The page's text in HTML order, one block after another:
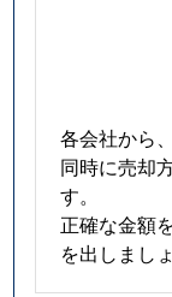
各会社から
同時に売却
す。
正確な金額
を出しまし